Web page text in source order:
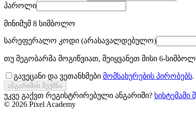
პაროლი
მინიმუმ 8 სიმბოლო
სარეფერალო კოდი (არასავალდებულო)
თუ მეგობარმა მოგიწვიათ, შეიყვანეთ მისი 6-
გავეცანი და ვეთანხმები მომსახურების პირობებს
ანგარიშის შექმნა
უკვე გაქვთ რეგისტრირებული ანგარიში? სისტემაში
© 2026 Pixel Academy